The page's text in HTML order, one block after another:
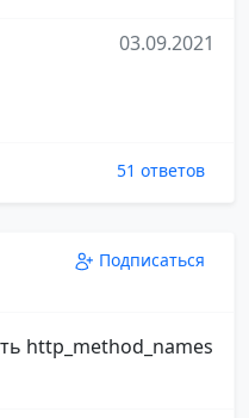
03.09.2021
51 ответов
Подписаться
http_method_names